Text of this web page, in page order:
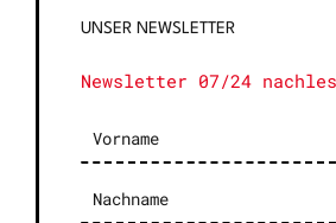
UNSER NEWSLETTER
Newsletter 07/24